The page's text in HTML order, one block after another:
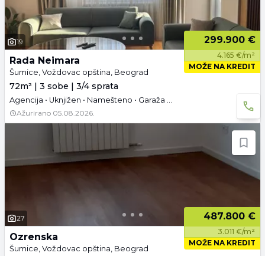
19 299.900 €
4.165 €/m²
MOŽE NA KREDIT
Rada Neimara
Šumice, Voždovac opština, Beograd
72m² | 3 sobe | 3/4 sprata
Agencija • Uknjižen • Namešteno • Garaža i parking
Ažurirano 05.08.2026.
27 487.800 €
3.011 €/m²
MOŽE NA KREDIT
Ozrenska
Šumice, Voždovac opština, Beograd